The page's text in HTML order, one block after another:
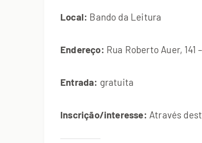
Local: Bando da Leitura
Endereço: Rua Roberto Auer, 141
Entrada: gratuita
Inscrição/interesse: Através